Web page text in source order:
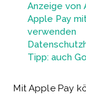
Anzeige von
Apple Pay
verwenden
Tipp: auch
Mit Apple Pay